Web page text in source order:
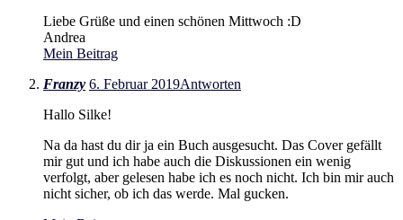
Liebe Grüße und einen schönen Mittwoch :D
Andrea
Mein Beitrag
Franzy 6. Februar 2019Antworten
Hallo Silke!
Na da hast du dir ja ein Buch ausgesucht. Das Cover gefällt
mir gut und ich habe auch die Diskussionen ein wenig
verfolgt, aber gelesen habe ich es noch nicht. Ich bin mir auch
nicht sicher, ob ich das werde. Mal gucken.